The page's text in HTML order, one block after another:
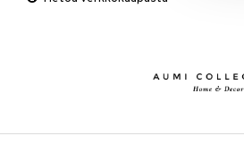
Vaasit
Lakanat & Tyynyliinat
Viltit & Peitteet
Ulkoilmaelämä